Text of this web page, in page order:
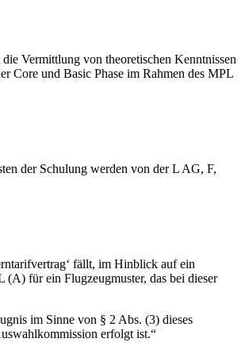
Vermittlung von theoretischen Kenntnissen
Core und Basic Phase im Rahmen des MPL
der Schulung werden von der L AG, F,
fällt, im Hinblick auf ein
für ein Flugzeugmuster, das bei dieser
im Sinne von § 2 Abs. (3) dieses
erfolgt ist.“